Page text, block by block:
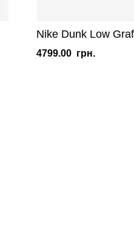
Nike Dunk Low
4799.00 грн.